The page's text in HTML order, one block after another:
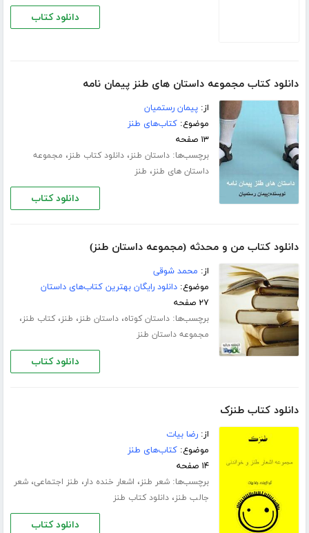
دانلود کتاب
دانلود کتاب مجموعه داستان های طنز پیمان نامه
از:پیمان رستمیان
موضوع:کتاب‌های طنز
۱۳ صفحه
برچسب‌ها:داستان طنز،دانلود کتاب طنز، مجموعه
داستان های طنز، طنز
دانلود کتاب
دانلود کتاب من و محدثه (مجموعه داستان طنز)
از: محمد شوقی
موضوع:دانلود رایگان بهترین کتاب‌های داستان
۲۷ صفحه
برچسب‌ها:داستان کوتاه،داستان طنز، طنز،کتاب طنز،
مجموعه داستان طنز
دانلود کتاب
دانلود کتاب طنزک
از:رضا بیات
موضوع:کتاب‌های طنز
۱۴ صفحه
برچسب‌ها:شعر طنز، اشعار خنده دار، طنز اجتماعی،شعر
جالب طنز،دانلود کتاب طنز
دانلود کتاب